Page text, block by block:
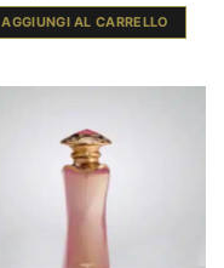
AGGIUNGI AL CARRELLO